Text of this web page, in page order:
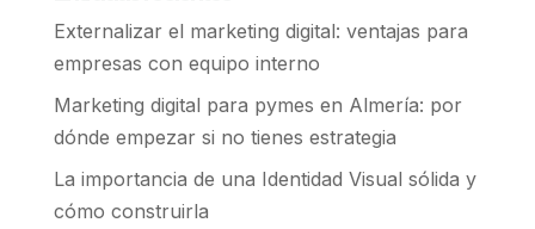
Externalizar el marketing digital: ventajas para
empresas con equipo interno
Marketing digital para pymes en Almería: por
dónde empezar si no tienes estrategia
La importancia de una Identidad Visual sólida y
cómo construirla